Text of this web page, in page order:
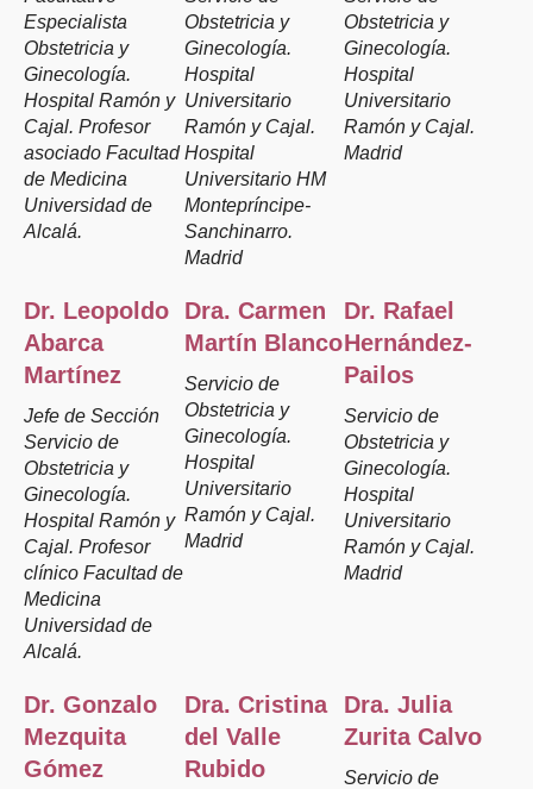
Especialista
Obstetricia y
Ginecología.
Hospital Ramón y
Cajal. Profesor
asociado Facultad
de Medicina
Universidad de
Alcalá.
Obstetricia y
Ginecología.
Hospital
Universitario
Ramón y Cajal.
Hospital
Universitario HM
Montepríncipe-
Sanchinarro.
Madrid
Obstetricia y
Ginecología.
Hospital
Universitario
Ramón y Cajal.
Madrid
Dr. Leopoldo
Abarca
Martínez
Jefe de Sección
Servicio de
Obstetricia y
Ginecología.
Hospital Ramón y
Cajal. Profesor
clínico Facultad de
Medicina
Universidad de
Alcalá.
Dra. Carmen
Martín Blanco
Servicio de
Obstetricia y
Ginecología.
Hospital
Universitario
Ramón y Cajal.
Madrid
Dr. Rafael
Hernández-
Pailos
Servicio de
Obstetricia y
Ginecología.
Hospital
Universitario
Ramón y Cajal.
Madrid
Dr. Gonzalo
Mezquita
Gómez
Dra. Cristina
del Valle
Rubido
Dra. Julia
Zurita Calvo
Servicio de